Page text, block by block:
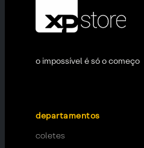
o impossível é só o começo
departamentos
coletes